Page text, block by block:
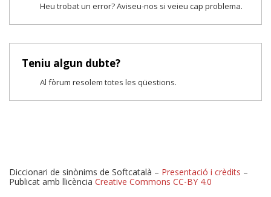
Heu trobat un error? Aviseu-nos si veieu cap problema.
Teniu algun dubte?
Al fòrum resolem totes les qüestions.
Diccionari de sinònims de Softcatalà – Presentació i crèdits –
Publicat amb llicència Creative Commons CC-BY 4.0